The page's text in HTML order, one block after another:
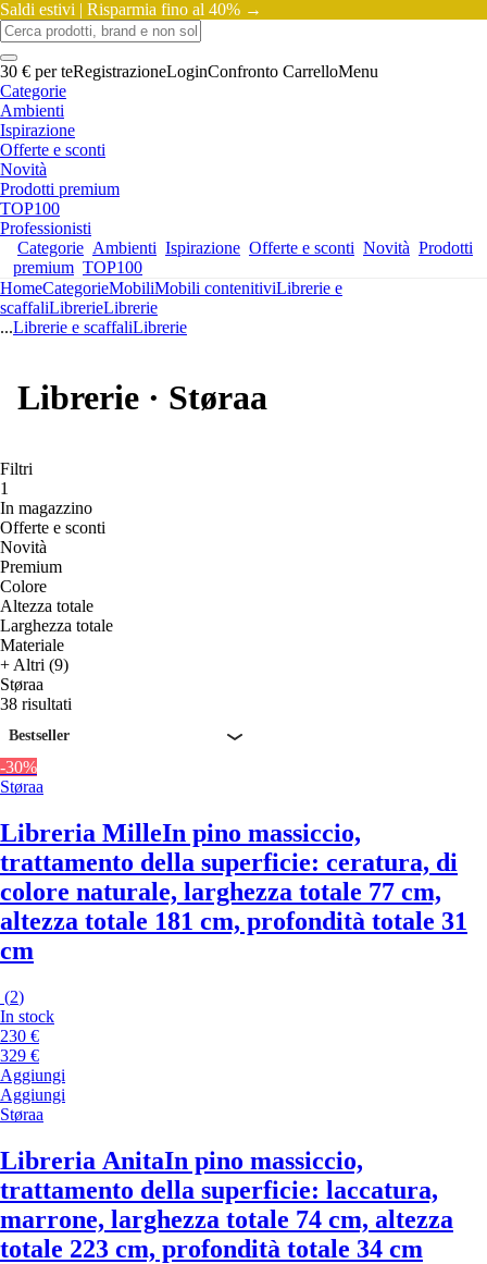
Saldi estivi | Risparmia fino al 40% →
30 € per teRegistrazioneLoginConfronto CarrelloMenu
Categorie
Ambienti
Ispirazione
Offerte e sconti
Novità
Prodotti premium
TOP100
Professionisti
Categorie Ambienti Ispirazione Offerte e sconti Novità Prodotti
premium TOP100
HomeCategorieMobiliMobili contenitiviLibrerie e
scaffaliLibrerieLibrerie
...Librerie e scaffaliLibrerie
Librerie · Støraa
Filtri
1
In magazzino
Offerte e sconti
Novità
Premium
Colore
Altezza totale
Larghezza totale
Materiale
+ Altri (9)
Støraa
38 risultati
Bestseller
-30%
Støraa
Libreria MilleIn pino massiccio,
trattamento della superficie: ceratura, di
colore naturale, larghezza totale 77 cm,
altezza totale 181 cm, profondità totale 31
cm
(2)
In stock
230 €
329 €
Aggiungi
Aggiungi
Støraa
Libreria AnitaIn pino massiccio,
trattamento della superficie: laccatura,
marrone, larghezza totale 74 cm, altezza
totale 223 cm, profondità totale 34 cm